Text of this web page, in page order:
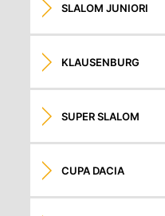
SLALOM JUNIORI
KLAUSENBURG
SUPER SLALOM
CUPA DACIA